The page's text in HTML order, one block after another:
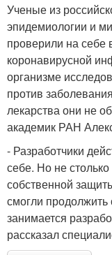
Ученые из
эпидемиологии и
проверили на себе
коронавирусной
организме
против
лекарства они не
академик РАН
- Разработчики
себе. Но не
собственной
смогли продолжить
занимается
рассказал